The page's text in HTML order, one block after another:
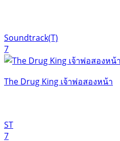
Soundtrack(T)
7
The Drug King เจ้าพ่อสองหน้า
ST
7